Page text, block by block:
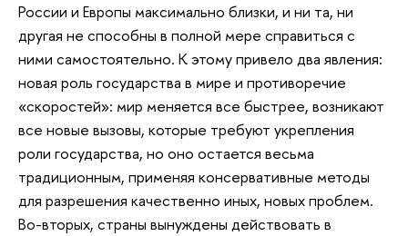
России и Европы максимально близки, и ни та, ни
другая не способны в полной мере справиться с
ними самостоятельно. К этому привело два явления:
новая роль государства в мире и противоречие
«скоростей»: мир меняется все быстрее, возникают
все новые вызовы, которые требуют укрепления
роли государства, но оно остается весьма
традиционным, применяя консервативные методы
для разрешения качественно иных, новых проблем.
Во-вторых, страны вынуждены действовать в